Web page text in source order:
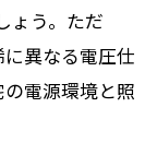
ょう。ただ
異なる電圧仕
電源環境と照